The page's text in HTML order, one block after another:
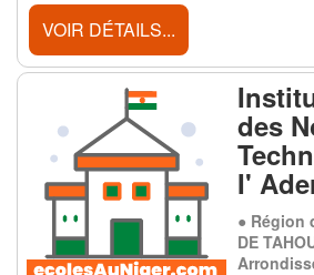
VOIR DÉTAILS...
des
I'
● Région
DE